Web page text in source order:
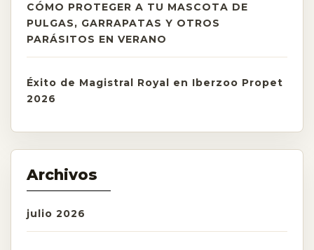
CÓMO PROTEGER A TU MASCOTA DE
PULGAS, GARRAPATAS Y OTROS
PARÁSITOS EN VERANO
Éxito de Magistral Royal en Iberzoo Propet
2026
Archivos
julio 2026